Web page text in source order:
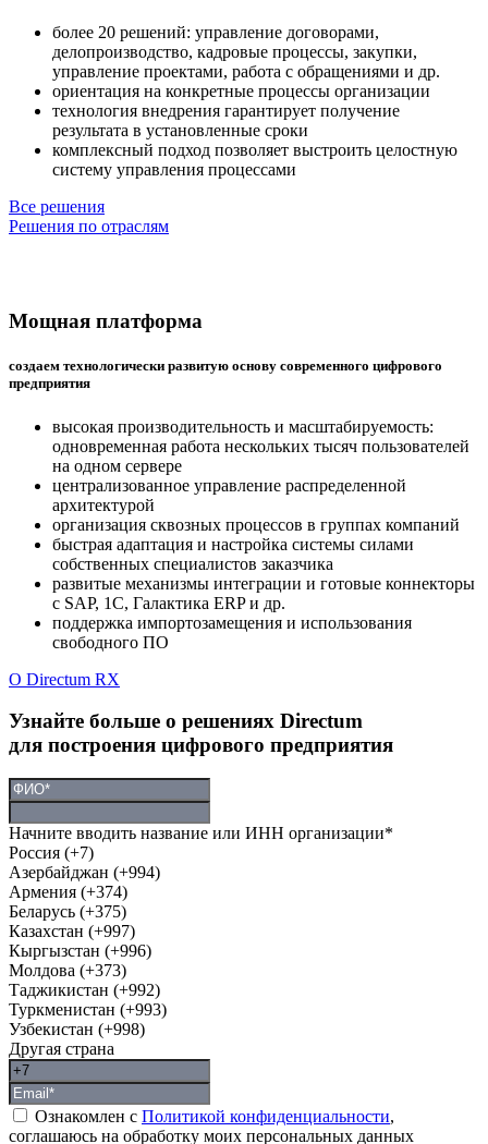
более 20 решений: управление договорами,
делопроизводство, кадровые процессы, закупки,
управление проектами, работа с обращениями и др.
ориентация на конкретные процессы организации
технология внедрения гарантирует получение
результата в установленные сроки
комплексный подход позволяет выстроить целостную
систему управления процессами
Все решения
Решения по отраслям
Мощная платформа
создаем технологически развитую основу современного цифрового
предприятия
высокая производительность и масштабируемость:
одновременная работа нескольких тысяч пользователей
на одном сервере
централизованное управление распределенной
архитектурой
организация сквозных процессов в группах компаний
быстрая адаптация и настройка системы силами
собственных специалистов заказчика
развитые механизмы интеграции и готовые коннекторы
с SAP, 1C, Галактика ERP и др.
поддержка импортозамещения и использования
свободного ПО
О Directum RX
Узнайте больше о решениях Directum
для построения цифрового предприятия
Начните вводить название или ИНН организации*
Россия (+7)
Азербайджан (+994)
Армения (+374)
Беларусь (+375)
Казахстан (+997)
Кыргызстан (+996)
Молдова (+373)
Таджикистан (+992)
Туркменистан (+993)
Узбекистан (+998)
Другая страна
Ознакомлен с Политикой конфиденциальности,
соглашаюсь на обработку моих персональных данных